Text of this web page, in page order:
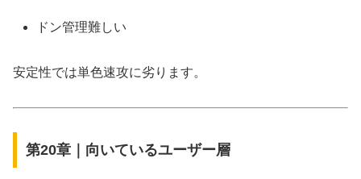
ドン管理難しい
安定性では単色速攻に劣ります。
第20章｜向いているユーザー層